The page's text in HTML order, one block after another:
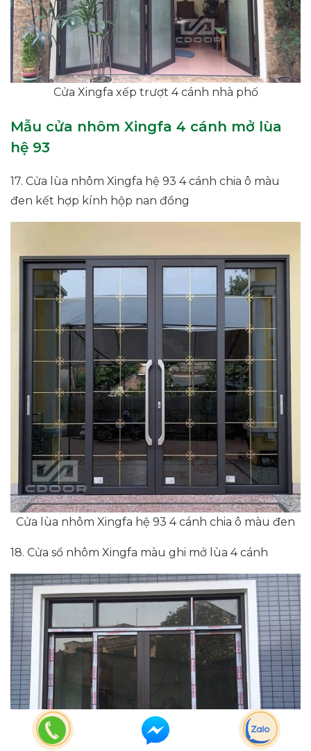
Cửa Xingfa xếp trượt 4 cánh nhà phố
Mẫu cửa nhôm Xingfa 4 cánh mở lùa
hệ 93
17. Cửa lùa nhôm Xingfa hệ 93 4 cánh chia ô màu
đen kết hợp kính hộp nan đồng
Cửa lùa nhôm Xingfa hệ 93 4 cánh chia ô màu đen
18. Cửa sổ nhôm Xingfa màu ghi mở lùa 4 cánh